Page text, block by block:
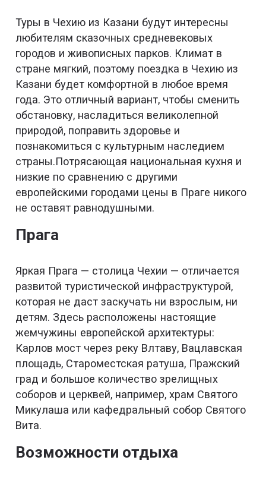
Туры в Чехию из Казани будут интересны
любителям сказочных средневековых
городов и живописных парков. Климат в
стране мягкий, поэтому поездка в Чехию из
Казани будет комфортной в любое время
года. Это отличный вариант, чтобы сменить
обстановку, насладиться великолепной
природой, поправить здоровье и
познакомиться с культурным наследием
страны.Потрясающая национальная кухня и
низкие по сравнению с другими
европейскими городами цены в Праге никого
не оставят равнодушными.
Прага
Яркая Прага — столица Чехии — отличается
развитой туристической инфраструктурой,
которая не даст заскучать ни взрослым, ни
детям. Здесь расположены настоящие
жемчужины европейской архитектуры:
Карлов мост через реку Влтаву, Вацлавская
площадь, Староместская ратуша, Пражский
град и большое количество зрелищных
соборов и церквей, например, храм Святого
Микулаша или кафедральный собор Святого
Вита.
Возможности отдыха